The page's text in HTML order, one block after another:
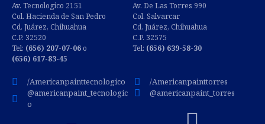
Av. Tecnologico 2151
Col. Hacienda de San Pedro
Cd. Juárez, Chihuahua
C.P. 32520
Tel: (656) 207-07-06o
(656) 617-83-45
/Americanpainttecnologico
@americanpaint_tecnologic
o
Av. De Las Torres 990
Col. Salvarcar
Cd. Juárez, Chihuahua
C.P. 32575
Tel: (656) 639-58-30
/Americanpainttorres
@americanpaint_torres